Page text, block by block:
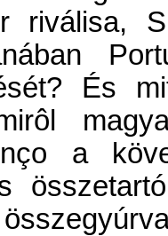
riválisa,
És
a